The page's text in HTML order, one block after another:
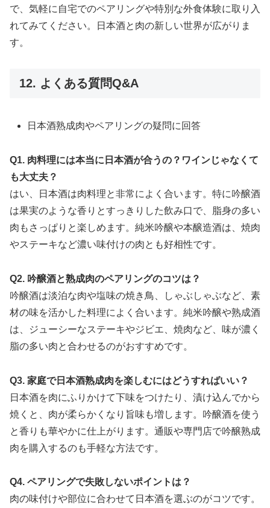
で、気軽に自宅でのペアリングや特別な外食体験に取り入
れてみてください。日本酒と肉の新しい世界が広がりま
す。
12. よくある質問Q&A
日本酒熟成肉やペアリングの疑問に回答
Q1. 肉料理には本当に日本酒が合うの？ワインじゃなくて
も大丈夫？
はい、日本酒は肉料理と非常によく合います。特に吟醸酒
は果実のような香りとすっきりした飲み口で、脂身の多い
肉もさっぱりと楽しめます。純米吟醸や本醸造酒は、焼肉
やステーキなど濃い味付けの肉とも好相性です。
Q2. 吟醸酒と熟成肉のペアリングのコツは？
吟醸酒は淡泊な肉や塩味の焼き鳥、しゃぶしゃぶなど、素
材の味を活かした料理によく合います。純米吟醸や熟成酒
は、ジューシーなステーキやジビエ、焼肉など、味が濃く
脂の多い肉と合わせるのがおすすめです。
Q3. 家庭で日本酒熟成肉を楽しむにはどうすればいい？
日本酒を肉にふりかけて下味をつけたり、漬け込んでから
焼くと、肉が柔らかくなり旨味も増します。吟醸酒を使う
と香りも華やかに仕上がります。通販や専門店で吟醸熟成
肉を購入するのも手軽な方法です。
Q4. ペアリングで失敗しないポイントは？
肉の味付けや部位に合わせて日本酒を選ぶのがコツです。